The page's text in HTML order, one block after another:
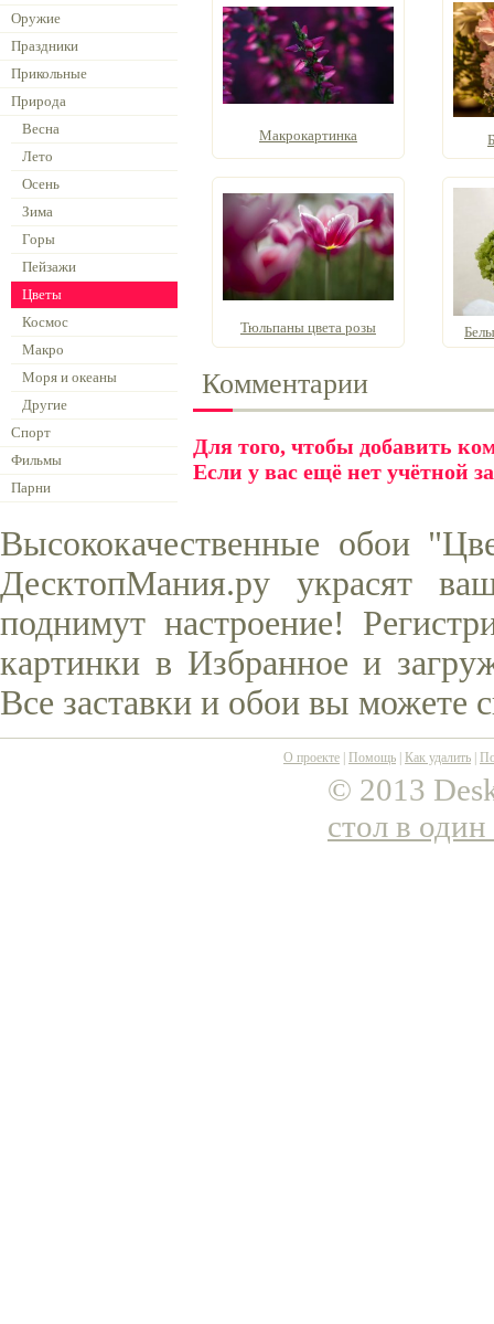
Оружие
Праздники
Прикольные
Природа
Весна
Лето
Осень
Зима
Горы
Пейзажи
Цветы
Космос
Макро
Моря и океаны
Другие
Спорт
Фильмы
Парни
Макрокартинка
Тюльпаны цвета розы
Комментарии
Для того, чтобы добавить
Если у вас ещё нет учётной
Высококачественные обои
ДесктопМания.ру украсят
поднимут настроение!
картинки в Избранное и
Все заставки и обои вы можете
О проекте Помощь Как удалить
© 2013
стол в